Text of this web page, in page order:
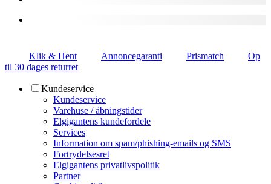
Klik & Hent Annoncegaranti Prismatch
Op
til 30 dages returret
Kundeservice
Kundeservice
Varehuse / åbningstider
Elgigantens kundefordele
Services
Information om spam/phishing-emails og SMS
Fortrydelsesret
Elgigantens privatlivspolitik
Partner